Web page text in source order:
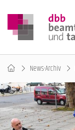
News-Archiv